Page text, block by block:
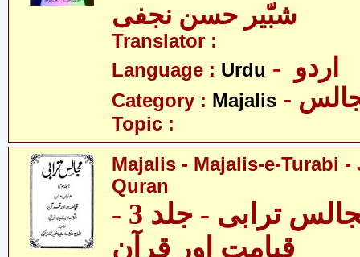
شبّیر حسن نجفی
Translator :
Language : Urdu
Category : Majalis
Topic :
Majalis - Majalis-e-Turabi -
Quran
مجالس - مجالس ترابی - جلد 3 -